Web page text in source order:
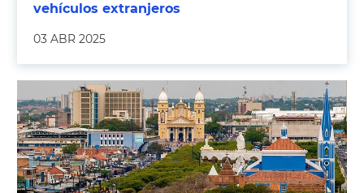
vehículos extranjeros
03 ABR 2025